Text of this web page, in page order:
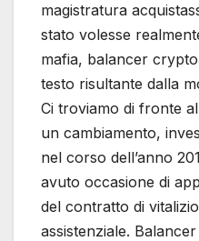
magistratura
stato volesse
mafia, balancer
testo risultante dalla
Ci troviamo di fronte
un cambiamento,
nel corso dell’anno
avuto occasione di
del contratto di
assistenziale.